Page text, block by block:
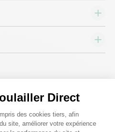
Direct
du
des cookies tiers, afin
site, améliorer votre expérience
par nos
;)